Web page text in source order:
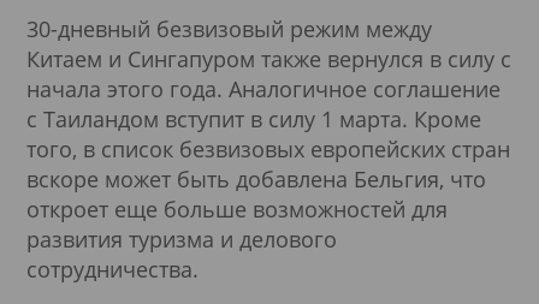
30-дневный безвизовый режим между
Китаем и Сингапуром также вернулся в силу с
начала этого года. Аналогичное соглашение
с Таиландом вступит в силу 1 марта. Кроме
того, в список безвизовых европейских стран
вскоре может быть добавлена Бельгия, что
откроет еще больше возможностей для
развития туризма и делового
сотрудничества.